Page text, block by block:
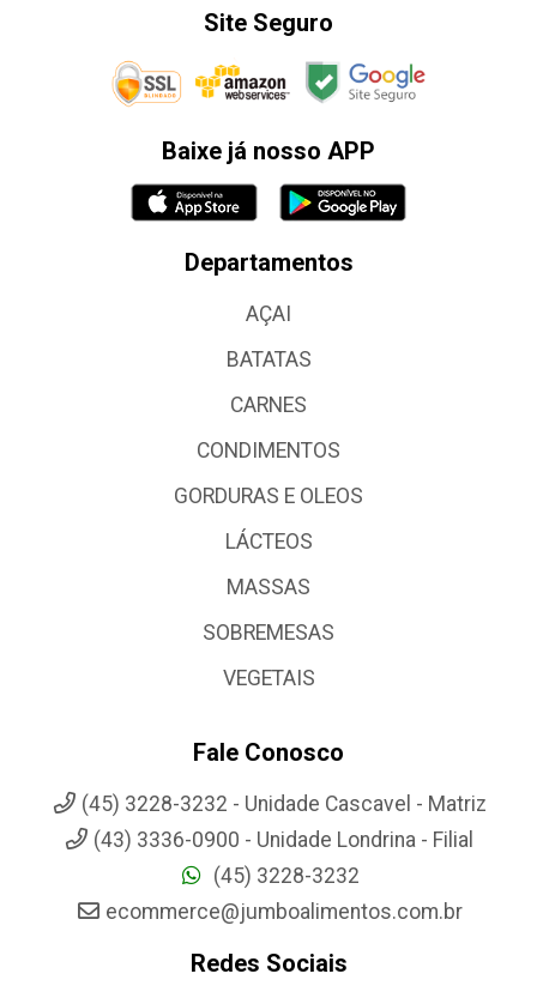
Site Seguro
Baixe já nosso APP
Departamentos
AÇAI
BATATAS
CARNES
CONDIMENTOS
GORDURAS E OLEOS
LÁCTEOS
MASSAS
SOBREMESAS
VEGETAIS
Fale Conosco
(45) 3228-3232 - Unidade Cascavel - Matriz
(43) 3336-0900 - Unidade Londrina - Filial
(45) 3228-3232
ecommerce@jumboalimentos.com.br
Redes Sociais